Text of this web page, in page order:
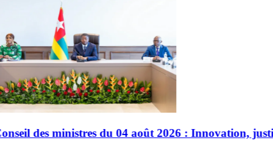
: Innovation, justice et gouvernance au cœur des